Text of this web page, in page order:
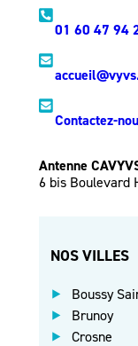
01 60 47 94
Contactez-
Antenne
6 bis Boulevard
NOS VILLES
Boussy
Brunoy
Crosne